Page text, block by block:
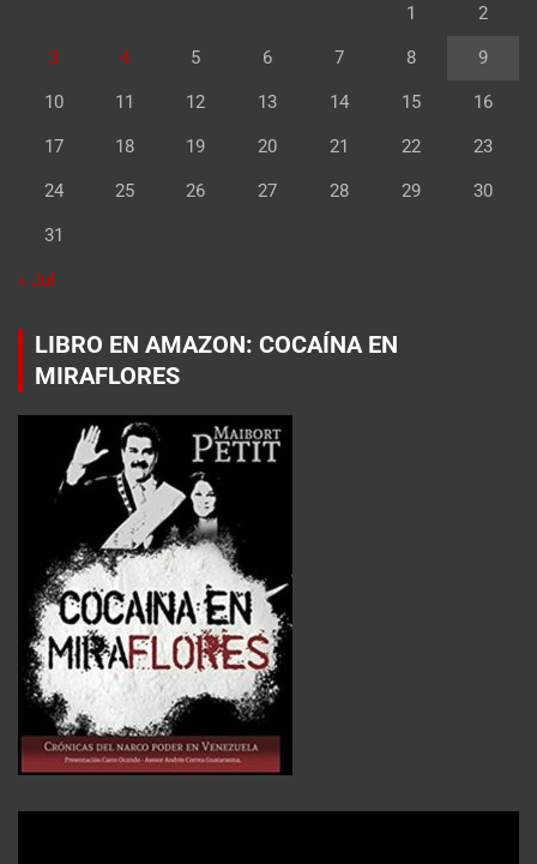
1 2
3 4 5 6 7 8 9
10 11 12 13 14 15 16
17 18 19 20 21 22 23
24 25 26 27 28 29 30
31
« Jul
LIBRO EN AMAZON: COCAÍNA EN
MIRAFLORES